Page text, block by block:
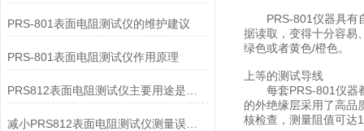
PRS-801表面电阻测试仪的维护建议
PRS-801表面电阻测试仪作用原理
减小PRS812表面电阻测试仪测量误差的方法
PRS-801仪器具有自
据读取，变得十分容易
绿色或者黄色/橙色。
上等的测试导线
每套PRS-801仪器都
的外绝缘层采用了高品
核检查，测量阻值可达